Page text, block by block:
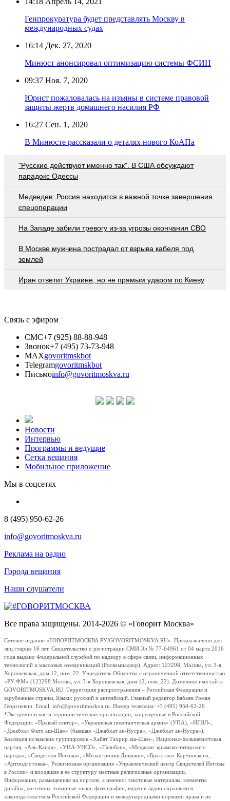
Генпрокуратура будет представлять Москву в
международных судах
16:14 Дек. 27, 2020
Минюст анонсировал оптимизацию системы ФСИН
09:37 Ноя. 7, 2020
Юрист пожаловалась на изъяны в системе правовой
защиты жертв домашнего насилия РФ
16:27 Сен. 1, 2020
В Минюсте рассказали о деталях нового КоАПа
"Русские действуют именно так". В США обсуждают
парадокс Одессы
Медведев: Россия находится в важной точке завершения
спецоперации
На Западе забили тревогу из-за угрозы окончания СВО
В Москве мужчина пострадал от взрыва кабеля под
землей
Иран ответит Украине, но не прямым ударом по Киеву
Связь с эфиром
СМС+7 (925) 88-88-948
Звонок+7 (495) 73-73-948
MAXgovoritmskbot
Telegramgovoritmskbot
Письмоinfo@govoritmoskva.ru
Новости
Интервью
Программы и ведущие
Сетка вещания
Мобильное приложение
Мы в соцсетях
8 (495) 950-62-26
info@govoritmoskva.ru
Реклама на радио
Города вещания
Наши слушатели
Все права защищены. 2014-2026 © «Говорит Москва»
Сетевое издание «ГОВОРИТМОСКВА.РУ/GOVORITMOSKVA.RU». Предназначено для
лиц старше 16 лет. Свидетельство о регистрации СМИ Эл № 77-64961 от 04 марта 2016
года выдано Федеральной службой по надзору в сфере связи, информационных
технологий и массовых коммуникаций (Роскомнадзор). Адрес: 123298, Москва, ул. 3-я
Хорошевская, дом 12, пом. 22. Учредитель Общество с ограниченной ответственностью
«РУ ФМ» (123298 Москва, ул. 3-я Хорошевская, дом 12, пом. 22). Доменное имя сайта
GOVORITMOSKVA.RU. Территория распространения – Российская Федерация и
зарубежные страны. Языки: русский и английский. Главный редактор Бабаян Роман
Георгиевич. Email: info@govoritmoskva.ru. Номер телефона: +7 (495) 950-62-26
*Экстремистские и террористические организации, запрещенные в Российской
Федерации: «Правый сектор», «Украинская повстанческая армия» (УПА), «ИГИЛ»,
«Джабхат Фатх аш-Шам» (бывшая «Джабхат ан-Нусра», «Джебхат ан-Нусра»),
Коалиция исламских группировок «Хайят Тахрир аш-Шам», Национал-Большевистская
партия, «Аль-Каида», «УНА-УНСО», «Талибан», «Меджлис крымско-татарского
народа», «Свидетели Иеговы», «Мизантропик Дивижн», «Братство» Корчинского,
«Артподготовка», Религиозная организация «Управленческий центр Свидетелей Иеговы
в России» и входящие в ее структуру местные религиозные организации.
Информация, размещенная на портале, а именно: текстовые материалы, элементы
дизайна, логотипы, товарные знаки, фотографии, видео и аудио охраняются
законодательством Российской Федерации и международными нормами права и не